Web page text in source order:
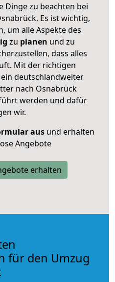
Dinge zu beachten bei
Es ist wichtig,
um alle Aspekte des
zu planen und zu
dass alles
Mit der richtigen
deutschlandweiter
nach Osnabrück
werden und dafür
wir.
ausund erhalten
Angebote
erhalten
für den Umzug